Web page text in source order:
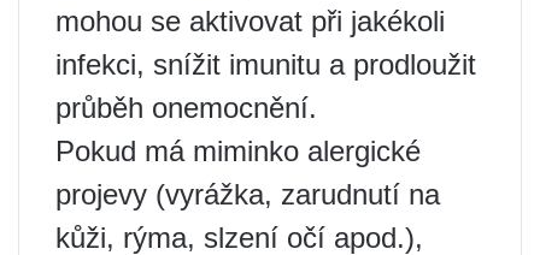
mohou se aktivovat při jakékoli
infekci, snížit imunitu a prodloužit
průběh onemocnění.
Pokud má miminko alergické
projevy (vyrážka, zarudnutí na
kůži, rýma, slzení očí apod.),